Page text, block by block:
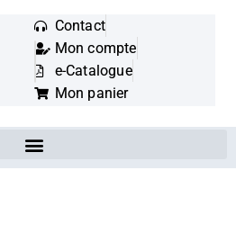
Mots
clés
:
Contact
Mon compte
e-Catalogue
Mon panier